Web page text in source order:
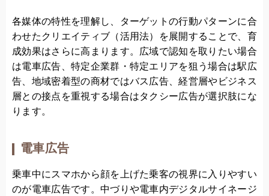
各媒体の特性を理解し、ターゲットの行動パターンに合
わせたクリエイティブ（活用法）を展開することで、育
成効果はさらに高まります。広域で認知を取りたい場合
は電車広告、特定企業群・特定エリアを狙う場合は駅広
告、地域密着型の商材ではバス広告、経営層やビジネス
層との接点を重視する場合はタクシー広告が選択肢にな
ります。
電車広告
乗車中にスマホから顔を上げた乗客の視界に入りやすい
のが電車広告です。中づりや電車内デジタルサイネージ